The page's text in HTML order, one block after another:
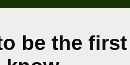
be the first